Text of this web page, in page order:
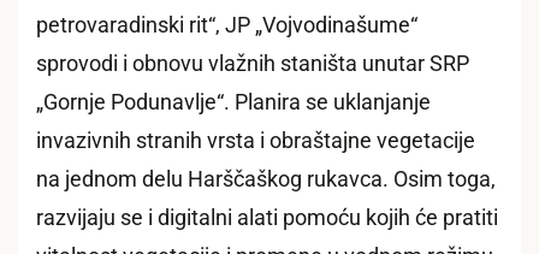
petrovaradinski rit“, JP „Vojvodinašume“
sprovodi i obnovu vlažnih staništa unutar SRP
„Gornje Podunavlje“. Planira se uklanjanje
invazivnih stranih vrsta i obraštajne vegetacije
na jednom delu Harščaškog rukavca. Osim toga,
razvijaju se i digitalni alati pomoću kojih će pratiti